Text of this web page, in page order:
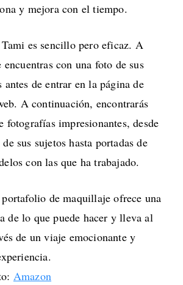
y mejora con el tiempo.
es sencillo pero eficaz. A
con una foto de sus
antes de entrar en la página de
A continuación, encontrarás
fotografías impresionantes, desde
sus sujetos hasta portadas de
con las que ha trabajado.
de maquillaje ofrece una
de lo que puede hacer y lleva al
de un viaje emocionante y
Amazon